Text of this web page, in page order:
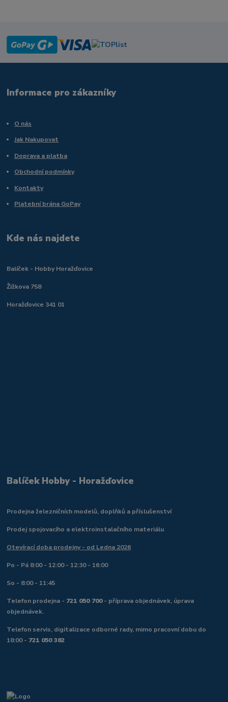
Informace pro zákazníky
O nás
Jak Nakupovat
Doprava a platba
Obchodní podmínky
Kontakty
Platební brána GoPay
Kde nás najdete
Balíček - Hobby Horažďovice
Žižkova 758
Horažďovice 341 01
Balíček Hobby - Horažďovice
Prodejna železničních modelů, doplňků a příslušenství
Prodej spojovacího a elektroinstalačního materiálu
Otevírací doba prodejny - od Ledna 2026
Po - Pá 8:00 - 12:00 - 12:30 - 16:00
So - 8:00 - 11:45
Telefon prodejna - 721 050 700- příprava objednávek, úprava
objednávek.
Telefon servis, digitalizace odborné rady, mimo pracovní dobu do
18:00 - 721 050 382